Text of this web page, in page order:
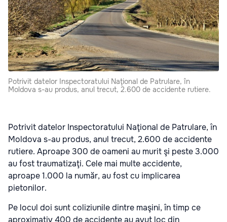
Potrivit datelor Inspectoratului Naţional de Patrulare, în
Moldova s-au produs, anul trecut, 2.600 de accidente rutiere.
Potrivit datelor Inspectoratului Naţional de Patrulare, în
Moldova s-au produs, anul trecut, 2.600 de accidente
rutiere. Aproape 300 de oameni au murit şi peste 3.000
au fost traumatizaţi. Cele mai multe accidente,
aproape 1.000 la număr, au fost cu implicarea
pietonilor.
Pe locul doi sunt coliziunile dintre maşini, în timp ce